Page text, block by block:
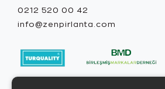
0212 520 00 42
info@zenpirlanta.com